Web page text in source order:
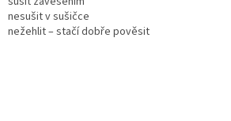
nesušit v sušičce
nežehlit – stačí dobře pověsit